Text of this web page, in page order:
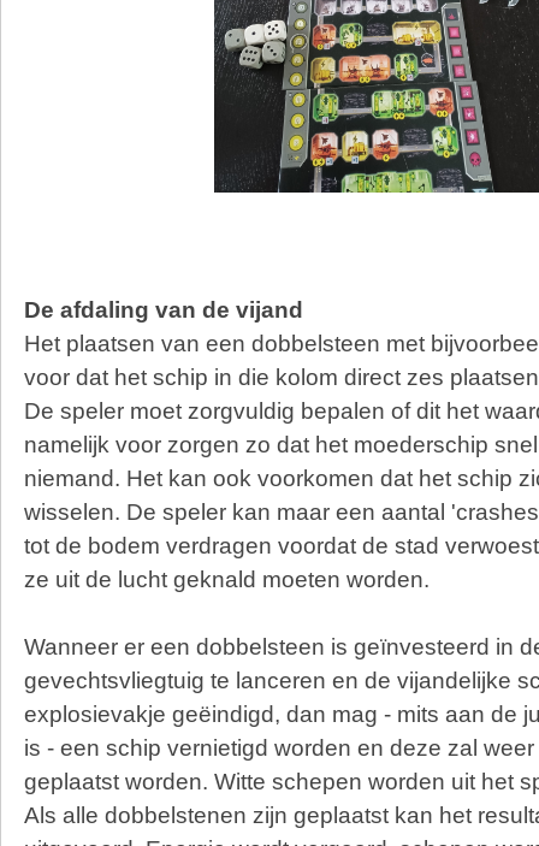
De afdaling van de vijand
Het plaatsen van een dobbelsteen met
voor dat het schip in die kolom direct zes
De speler moet zorgvuldig bepalen of dit het
namelijk voor zorgen zo dat het moederschip
niemand. Het kan ook voorkomen dat het schip
wisselen. De speler kan maar een aantal
tot de bodem verdragen voordat de stad
ze uit de lucht geknald moeten worden.
Wanneer er een dobbelsteen is geïnvesteerd in
gevechtsvliegtuig te lanceren en de vijandelijke
explosievakje geëindigd, dan mag - mits aan de
is - een schip vernietigd worden en deze zal
geplaatst worden. Witte schepen worden uit het
Als alle dobbelstenen zijn geplaatst kan het